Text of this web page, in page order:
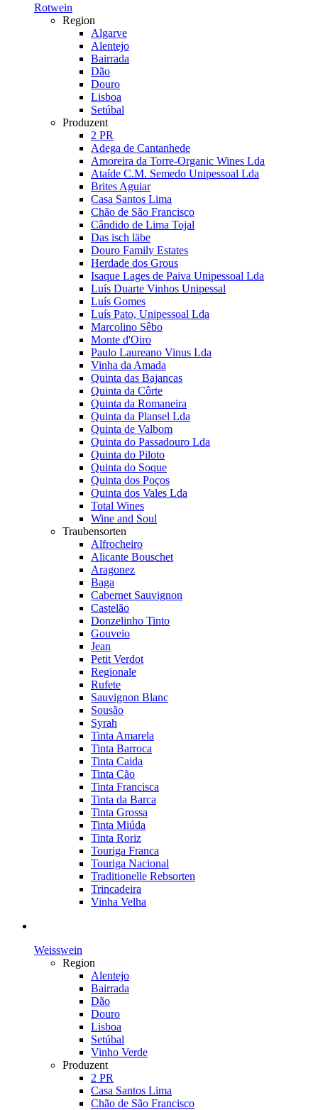
Rotwein
Region
Algarve
Alentejo
Bairrada
Dão
Douro
Lisboa
Setúbal
Produzent
2 PR
Adega de Cantanhede
Amoreira da Torre-Organic Wines Lda
Ataíde C.M. Semedo Unipessoal Lda
Brites Aguiar
Casa Santos Lima
Chão de São Francisco
Cândido de Lima Tojal
Das isch läbe
Douro Family Estates
Herdade dos Grous
Isaque Lages de Paiva Unipessoal Lda
Luís Duarte Vinhos Unipessal
Luís Gomes
Luís Pato, Unipessoal Lda
Marcolino Sêbo
Monte d'Oiro
Paulo Laureano Vinus Lda
Vinha da Amada
Quinta das Bajancas
Quinta da Côrte
Quinta da Romaneira
Quinta da Plansel Lda
Quinta de Valbom
Quinta do Passadouro Lda
Quinta do Piloto
Quinta do Soque
Quinta dos Poços
Quinta dos Vales Lda
Total Wines
Wine and Soul
Traubensorten
Alfrocheiro
Alicante Bouschet
Aragonez
Baga
Cabernet Sauvignon
Castelão
Donzelinho Tinto
Gouveio
Jean
Petit Verdot
Regionale
Rufete
Sauvignon Blanc
Sousão
Syrah
Tinta Amarela
Tinta Barroca
Tinta Caida
Tinta Cão
Tinta Francisca
Tinta da Barca
Tinta Grossa
Tinta Miúda
Tinta Roriz
Touriga Franca
Touriga Nacional
Traditionelle Rebsorten
Trincadeira
Vinha Velha
Weisswein
Region
Alentejo
Bairrada
Dão
Douro
Lisboa
Setúbal
Vinho Verde
Produzent
2 PR
Casa Santos Lima
Chão de São Francisco